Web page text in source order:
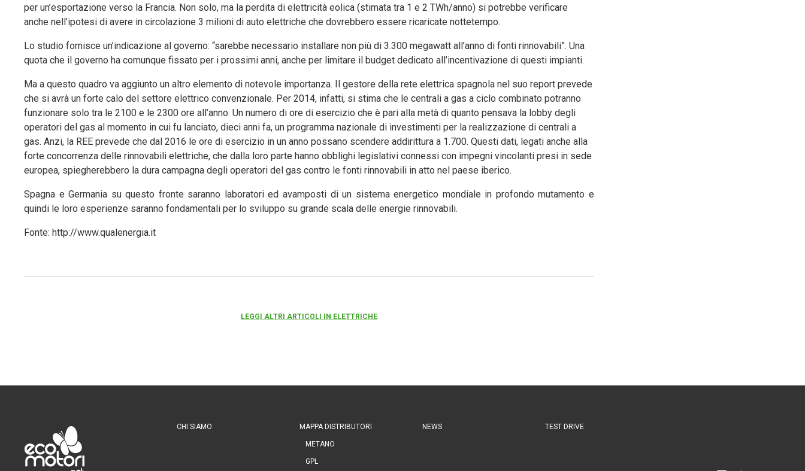
per un’esportazione verso la Francia. Non solo, ma la perdita di elettricità eolica (stimata tra 1 e 2 TWh/anno) si potrebbe verificare
anche nell’ipotesi di avere in circolazione 3 milioni di auto elettriche che dovrebbero essere ricaricate nottetempo.
Lo studio fornisce un’indicazione al governo: “sarebbe necessario installare non più di 3.300 megawatt all’anno di fonti rinnovabili”. Una
quota che il governo ha comunque fissato per i prossimi anni, anche per limitare il budget dedicato all’incentivazione di questi impianti.
Ma a questo quadro va aggiunto un altro elemento di notevole importanza. Il gestore della rete elettrica spagnola nel suo report prevede
che si avrà un forte calo del settore elettrico convenzionale. Per 2014, infatti, si stima che le centrali a gas a ciclo combinato potranno
funzionare solo tra le 2100 e le 2300 ore all’anno. Un numero di ore di esercizio che è pari alla metà di quanto pensava la lobby degli
operatori del gas al momento in cui fu lanciato, dieci anni fa, un programma nazionale di investimenti per la realizzazione di centrali a
gas. Anzi, la REE prevede che dal 2016 le ore di esercizio in un anno possano scendere addirittura a 1.700. Questi dati, legati anche alla
forte concorrenza delle rinnovabili elettriche, che dalla loro parte hanno obblighi legislativi connessi con impegni vincolanti presi in sede
europea, spiegherebbero la dura campagna degli operatori del gas contro le fonti rinnovabili in atto nel paese iberico.
Spagna e Germania su questo fronte saranno laboratori ed avamposti di un sistema energetico mondiale in profondo mutamento e
quindi le loro esperienze saranno fondamentali per lo sviluppo su grande scala delle energie rinnovabili.
Fonte: http://www.qualenergia.it
LEGGI ALTRI ARTICOLI IN ELETTRICHE
CHI SIAMO MAPPA DISTRIBUTORI
METANO
GPL
NEWS TEST DRIVE